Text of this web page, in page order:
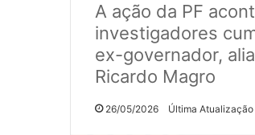
A ação da PF
investigadores
ex-governador,
Ricardo Magro
26/05/2026 Última